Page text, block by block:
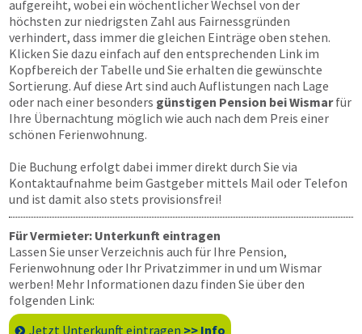
aufgereiht, wobei ein wöchentlicher Wechsel von der
höchsten zur niedrigsten Zahl aus Fairnessgründen
verhindert, dass immer die gleichen Einträge oben stehen.
Klicken Sie dazu einfach auf den entsprechenden Link im
Kopfbereich der Tabelle und Sie erhalten die gewünschte
Sortierung. Auf diese Art sind auch Auflistungen nach Lage
oder nach einer besonders günstigen Pension bei Wismarfür
Ihre Übernachtung möglich wie auch nach dem Preis einer
schönen Ferienwohnung.
Die Buchung erfolgt dabei immer direkt durch Sie via
Kontaktaufnahme beim Gastgeber mittels Mail oder Telefon
und ist damit also stets provisionsfrei!
Für Vermieter: Unterkunft eintragen
Lassen Sie unser Verzeichnis auch für Ihre Pension,
Ferienwohnung oder Ihr Privatzimmer in und um Wismar
werben! Mehr Informationen dazu finden Sie über den
folgenden Link:
Jetzt Unterkunft eintragen >> Info